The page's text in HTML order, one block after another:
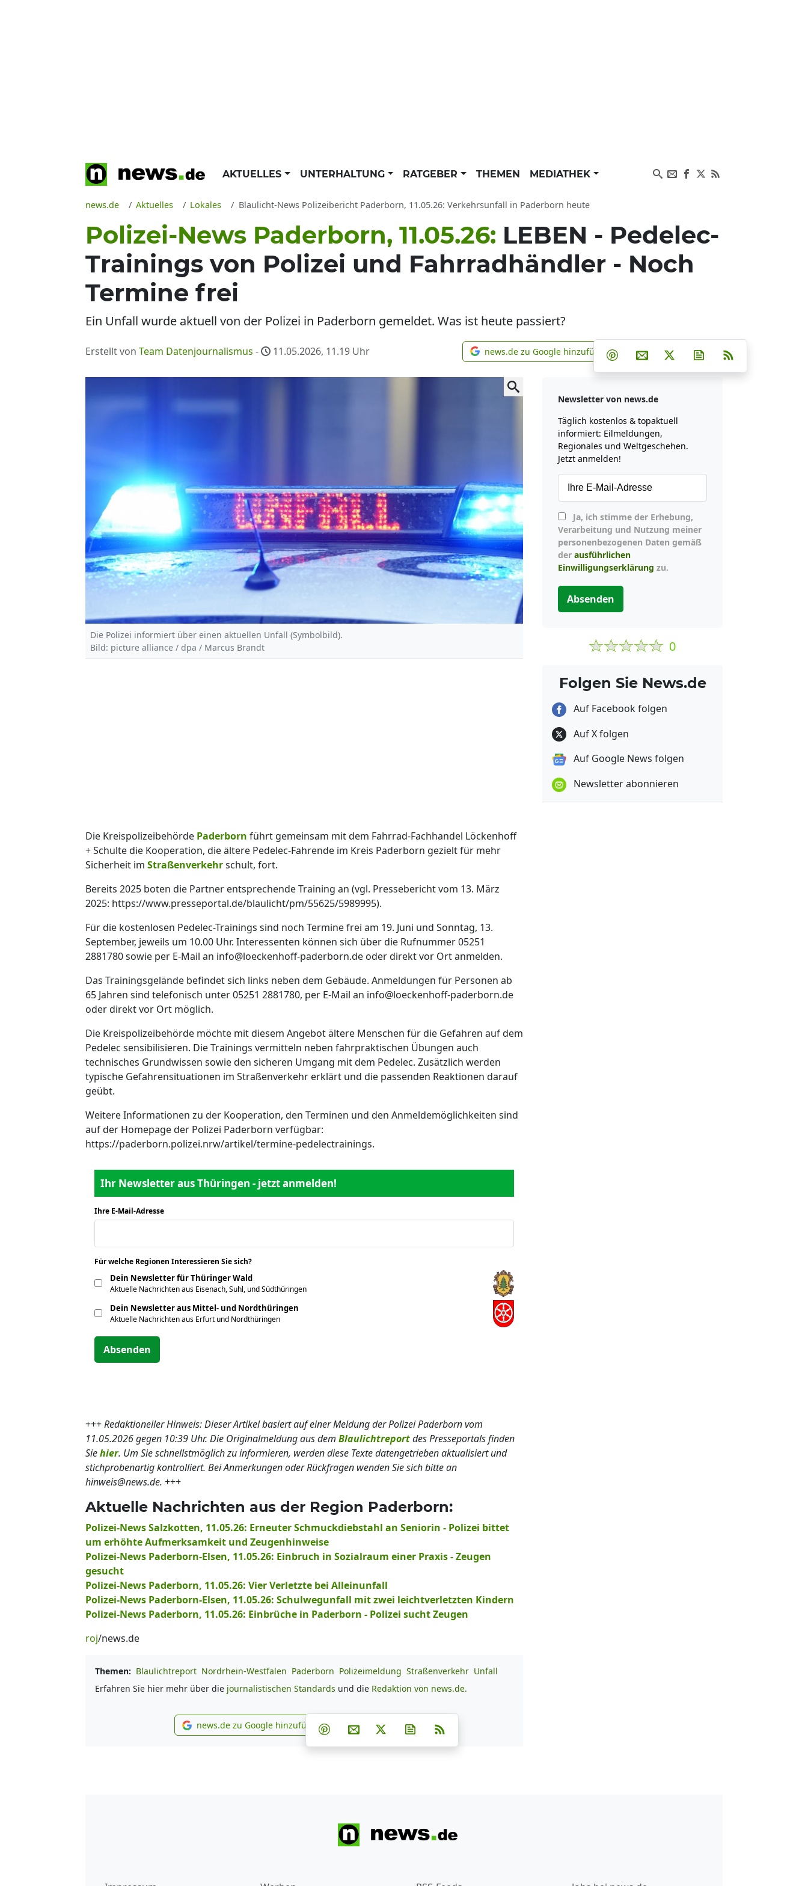
AKTUELLES UNTERHALTUNG RATGEBER THEMEN MEDIATHEK
news.de Aktuelles Lokales Blaulicht-News Polizeibericht Paderborn, 11.05.26: Verkehrsunfall in Paderborn heute
Polizei-News Paderborn, 11.05.26: LEBEN - Pedelec-
Trainings von Polizei und Fahrradhändler - Noch
Termine frei
Ein Unfall wurde aktuell von der Polizei in Paderborn gemeldet. Was ist heute passiert?
Erstellt von Team Datenjournalismus - 11.05.2026, 11.19 Uhr news.de zu Google hinzufügen
news.de zu Google hinzufügen Teilen auf Facebook
Teilen auf Whatsapp
Teilen auf Telegram
Teilen auf Pinterest
Per E-Mail teilen
Post auf XNewsletter
Die Polizei informiert über einen aktuellen Unfall (Symbolbild).
Bild: picture alliance / dpa / Marcus Brandt
Die Kreispolizeibehörde Paderborn führt gemeinsam mit dem Fahrrad-Fachhandel Löckenhoff
+ Schulte die Kooperation, die ältere Pedelec-Fahrende im Kreis Paderborn gezielt für mehr
Sicherheit im Straßenverkehrschult, fort.
Bereits 2025 boten die Partner entsprechende Training an (vgl. Pressebericht vom 13. März
2025: https://www.presseportal.de/blaulicht/pm/55625/5989995).
Für die kostenlosen Pedelec-Trainings sind noch Termine frei am 19. Juni und Sonntag, 13.
September, jeweils um 10.00 Uhr. Interessenten können sich über die Rufnummer 05251
2881780 sowie per E-Mail an info@loeckenhoff-paderborn.de oder direkt vor Ort anmelden.
Das Trainingsgelände befindet sich links neben dem Gebäude. Anmeldungen für Personen ab
65 Jahren sind telefonisch unter 05251 2881780, per E-Mail an info@loeckenhoff-paderborn.de
oder direkt vor Ort möglich.
Die Kreispolizeibehörde möchte mit diesem Angebot ältere Menschen für die Gefahren auf dem
Pedelec sensibilisieren. Die Trainings vermitteln neben fahrpraktischen Übungen auch
technisches Grundwissen sowie den sicheren Umgang mit dem Pedelec. Zusätzlich werden
typische Gefahrensituationen im Straßenverkehr erklärt und die passenden Reaktionen darauf
geübt.
Weitere Informationen zu der Kooperation, den Terminen und den Anmeldemöglichkeiten sind
auf der Homepage der Polizei Paderborn verfügbar:
https://paderborn.polizei.nrw/artikel/termine-pedelectrainings.
Ihr Newsletter aus Thüringen - jetzt anmelden!
Ihre E-Mail-Adresse
Für welche Regionen Interessieren Sie sich?
Dein Newsletter für Thüringer Wald
Aktuelle Nachrichten aus Eisenach, Suhl, und Südthüringen
Dein Newsletter aus Mittel- und Nordthüringen
Aktuelle Nachrichten aus Erfurt und Nordthüringen
Absenden
+++Redaktioneller Hinweis: Dieser Artikel basiert auf einer Meldung der Polizei Paderborn vom
11.05.2026 gegen 10:39 Uhr. Die Originalmeldung aus dem Blaulichtreportdes Presseportals finden
Siehier. Um Sie schnellstmöglich zu informieren, werden diese Texte datengetrieben aktualisiert und
stichprobenartig kontrolliert. Bei Anmerkungen oder Rückfragen wenden Sie sich bitte an
hinweis@news.de. +++
Aktuelle Nachrichten aus der Region Paderborn:
Polizei-News Salzkotten, 11.05.26: Erneuter Schmuckdiebstahl an Seniorin - Polizei bittet
um erhöhte Aufmerksamkeit und Zeugenhinweise
Polizei-News Paderborn-Elsen, 11.05.26: Einbruch in Sozialraum einer Praxis - Zeugen
gesucht
Polizei-News Paderborn, 11.05.26: Vier Verletzte bei Alleinunfall
Polizei-News Paderborn-Elsen, 11.05.26: Schulwegunfall mit zwei leichtverletzten Kindern
Polizei-News Paderborn, 11.05.26: Einbrüche in Paderborn - Polizei sucht Zeugen
roj/news.de
Themen: Blaulichtreport Nordrhein-Westfalen Paderborn Polizeimeldung Straßenverkehr Unfall
Erfahren Sie hier mehr über die journalistischen Standards und die Redaktion von news.de.
news.de zu Google hinzufügen
news.de zu Google hinzufügen Teilen auf Facebook
Teilen auf Whatsapp
Teilen auf Telegram
Teilen auf Pinterest
Per E-Mail teilen
Post auf XNewsletter abonnieren
Newsletter von news.de
Täglich kostenlos & topaktuell
informiert: Eilmeldungen,
Regionales und Weltgeschehen.
Jetzt anmelden!
Verarbeitung und Nutzung meiner
personenbezogenen Daten gemäß
der ausführlichen
Einwilligungserklärung zu.
Absenden
0
Folgen Sie News.de
Auf Facebook folgen
Auf X folgen
Auf Google News folgen
Newsletter abonnieren